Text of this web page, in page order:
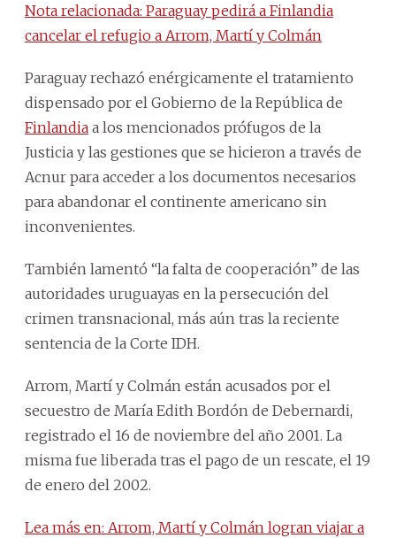
Nota relacionada: Paraguay pedirá a Finlandia
cancelar el refugio a Arrom, Martí y Colmán
Paraguay rechazó enérgicamente el tratamiento
dispensado por el Gobierno de la República de
Finlandia a los mencionados prófugos de la
Justicia y las gestiones que se hicieron a través de
Acnur para acceder a los documentos necesarios
para abandonar el continente americano sin
inconvenientes.
También lamentó “la falta de cooperación” de las
autoridades uruguayas en la persecución del
crimen transnacional, más aún tras la reciente
sentencia de la Corte IDH.
Arrom, Martí y Colmán están acusados por el
secuestro de María Edith Bordón de Debernardi,
registrado el 16 de noviembre del año 2001. La
misma fue liberada tras el pago de un rescate, el 19
de enero del 2002.
Lea más en: Arrom, Martí y Colmán logran viajar a